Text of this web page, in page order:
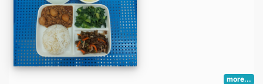
more...